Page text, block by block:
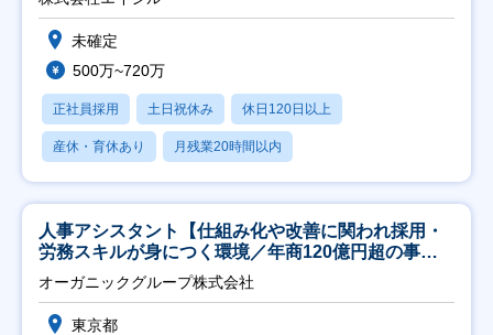
未確定
500万~720万
正社員採用 土日祝休み 休日120日以上
産休・育休あり 月残業20時間以内
人事アシスタント【仕組み化や改善に関われ採用・
労務スキルが身につく環境／年商120億円超の事業
会社】
オーガニックグループ株式会社
東京都